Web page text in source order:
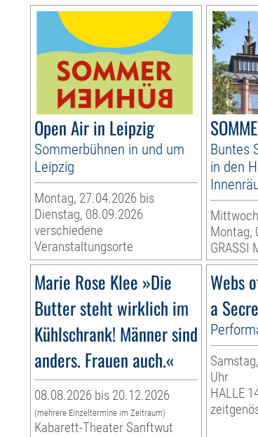
Open Air in Leipzig
Sommerbühnen in und um
Leipzig
Montag, 27.04.2026 bis
Dienstag, 08.09.2026
verschiedene
Veranstaltungsorte
Buntes
in den
Montag,
GRASSI
Marie Rose Klee »Die
Butter steht wirklich im
Kühlschrank! Männer sind
anders. Frauen auch.«
08.08.2026 bis 20.12.2026
(mehrere Einzeltermine im Zeitraum)
Kabarett-Theater Sanftwut
Webs
a
Uhr
HALLE